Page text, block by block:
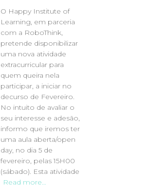
O Happy Institute of
Learning, em parceria
com a RoboThink,
pretende disponibilizar
uma nova atividade
extracurricular para
quem queira nela
participar, a iniciar no
decurso de Fevereiro.
No intuito de avaliar o
seu interesse e adesão,
informo que iremos ter
uma aula aberta/open
day, no dia 5 de
fevereiro, pelas 15H00
(sábado). Esta atividade
Read more…